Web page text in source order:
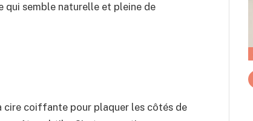
semble naturelle et pleine de
cire coiffante pour plaquer les côtés de